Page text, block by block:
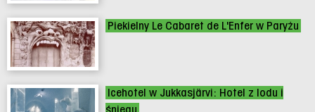
Piekielny Le Cabaret de L'Enfer w Paryżu
Icehotel w Jukkasjärvi: Hotel z lodu i
śniegu